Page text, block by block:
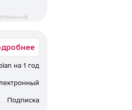
на 1 год
Подписка